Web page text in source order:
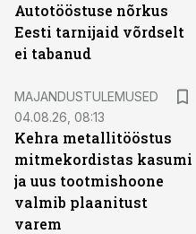
Autotööstuse nõrkus
Eesti tarnijaid võrdselt
ei tabanud
MAJANDUSTULEMUSED
04.08.26, 08:13
Kehra metallitööstus
mitmekordistas kasumi
ja uus tootmishoone
valmib plaanitust
varem